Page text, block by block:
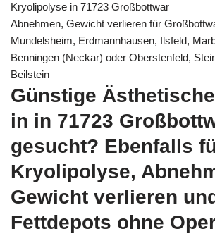
Kryolipolyse in 71723 Großbottwar
Abnehmen, Gewicht verlieren für
Mundelsheim, Erdmannhausen, Ilsfeld,
Benningen (Neckar) oder Oberstenfeld,
Beilstein
Günstige
in in 71723
gesucht? Ebenfalls
Kryolipolyse,
Gewicht verlieren
Fettdepots ohne